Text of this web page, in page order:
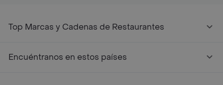
Top Marcas y Cadenas de Restaurantes
Encuéntranos en estos países